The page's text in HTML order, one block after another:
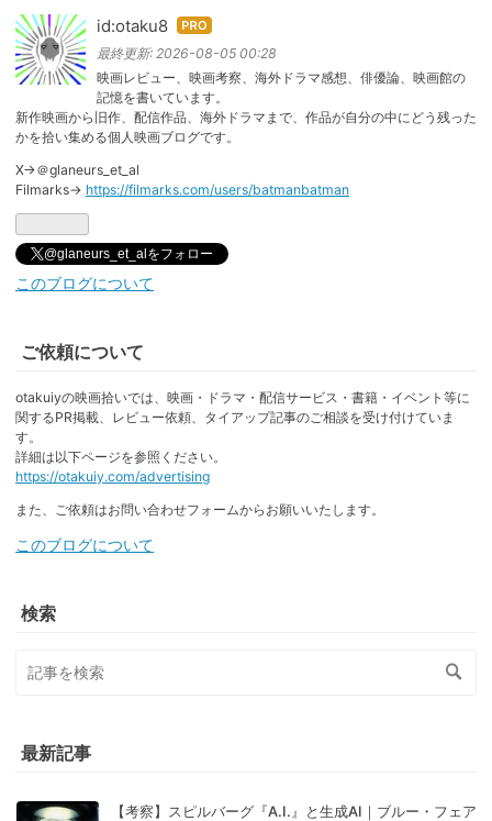
id:otaku8 はて
なブ
ログ
Pro
最終更新: 2026-08-05 00:28
映画レビュー、映画考察、海外ドラマ感想、俳優論、映画館の
記憶を書いています。
新作映画から旧作、配信作品、海外ドラマまで、作品が自分の中にどう残った
かを拾い集める個人映画ブログです。
X→＠glaneurs_et_al
Filmarks→ https://filmarks.com/users/batmanbatman
@glaneurs_et_alをフォロー
このブログについて
ご依頼について
otakuiyの映画拾いでは、映画・ドラマ・配信サービス・書籍・イベント等に
関するPR掲載、レビュー依頼、タイアップ記事のご相談を受け付けていま
す。
詳細は以下ページを参照ください。
https://otakuiy.com/advertising
また、ご依頼はお問い合わせフォームからお願いいたします。
このブログについて
検索
最新記事
【考察】スピルバーグ『A.I.』と生成AI｜ブルー・フェア